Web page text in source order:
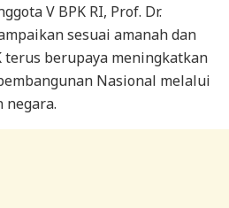
V BPK RI, Prof. Dr.
sesuai amanah dan
terus berupaya meningkatkan
Nasional melalui
negara.